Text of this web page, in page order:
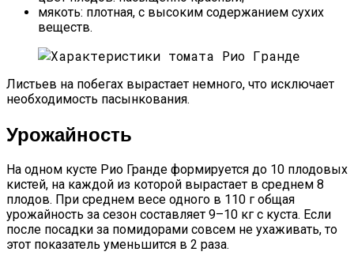
мякоть: плотная, с высоким содержанием сухих
веществ.
Листьев на побегах вырастает немного, что исключает
необходимость пасынкования.
Урожайность
На одном кусте Рио Гранде формируется до 10 плодовых
кистей, на каждой из которой вырастает в среднем 8
плодов. При среднем весе одного в 110 г общая
урожайность за сезон составляет 9–10 кг с куста. Если
после посадки за помидорами совсем не ухаживать, то
этот показатель уменьшится в 2 раза.